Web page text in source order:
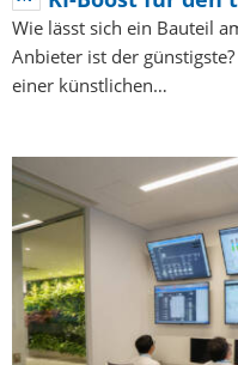
Wie lässt sich ein Bauteil
Anbieter ist der
einer künstlichen…